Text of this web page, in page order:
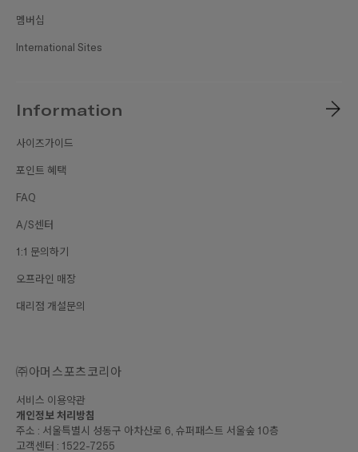
멤버십
International Sites
Information
사이즈가이드
포인트 혜택
FAQ
A/S센터
1:1 문의하기
오프라인 매장
대리점 개설문의
㈜아머스포츠코리아
서비스 이용약관
개인정보 처리방침
주소 : 서울특별시 성동구 아차산로 6, 슈퍼패스트 서울숲 10층
고객센터 : 1522-7255